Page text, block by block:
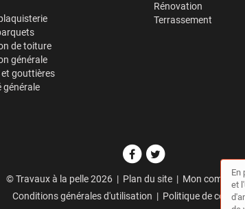
de toiture
générale
gouttières
générale
Rénovation
Terrassement
© Travaux à la pelle 2026 | Plan du site | Mon compte
Conditions générales d'utilisation | Politique de
En
et